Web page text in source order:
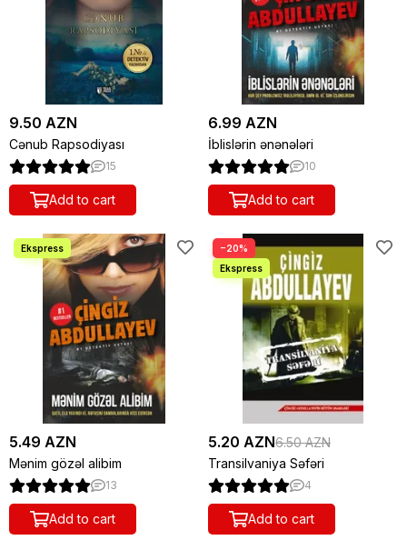
9.50 AZN
Cənub Rapsodiyası
15
Add to cart
6.99 AZN
İblislərin ənənələri
10
Add to cart
5.49 AZN
Mənim gözəl alibim
13
Add to cart
−20%
5.20 AZN6.50 AZN
Transilvaniya Səfəri
4
Add to cart